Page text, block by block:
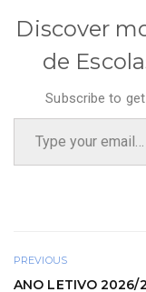
Discover
de
Subscribe to
Type your email…
PREVIOUS
ANO LETIVO 2026/